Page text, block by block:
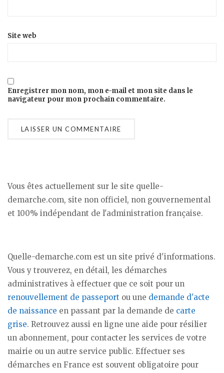
Site web
Enregistrer mon nom, mon e-mail et mon site dans le
navigateur pour mon prochain commentaire.
Vous êtes actuellement sur le site quelle-
demarche.com, site non officiel, non gouvernemental
et 100% indépendant de l'administration française.
Quelle-demarche.com est un site privé d'informations.
Vous y trouverez, en détail, les démarches
administratives à effectuer que ce soit pour un
renouvellement de passeport ou une demande d'acte
de naissance en passant par la demande de carte
grise. Retrouvez aussi en ligne une aide pour résilier
un abonnement, pour contacter les services de votre
mairie ou un autre service public. Effectuer ses
démarches en France est souvent obligatoire pour